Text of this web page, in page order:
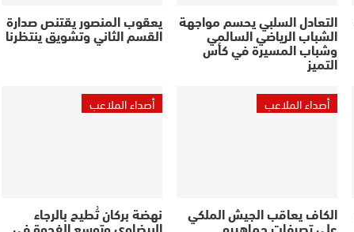
التعادل السلبي يحسم مواجهة
الشباب الرياضي السالمي
وشباب المسيرة في كأس
التميز
يعقوب المنصور يقتنص صدارة
القسم الثاني وتشويق ينتظرنا
أصداء الملاعب
الكاف يعاقب الجيش الملكي
على تصرفات جماهيره
أصداء الملاعب
نهضة بركان تُطيح بالرجاء
البيضاوي وتوسع الفجوة في